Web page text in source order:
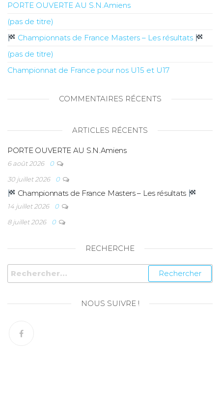
PORTE OUVERTE AU S.N.Amiens
(pas de titre)
Championnats de France Masters – Les résultats
(pas de titre)
Championnat de France pour nos U15 et U17
COMMENTAIRES RÉCENTS
ARTICLES RÉCENTS
PORTE OUVERTE AU S.N.Amiens
6 août 2026
0
30 juillet 2026
0
Championnats de France Masters – Les résultats
14 juillet 2026
0
8 juillet 2026
0
RECHERCHE
NOUS SUIVRE !